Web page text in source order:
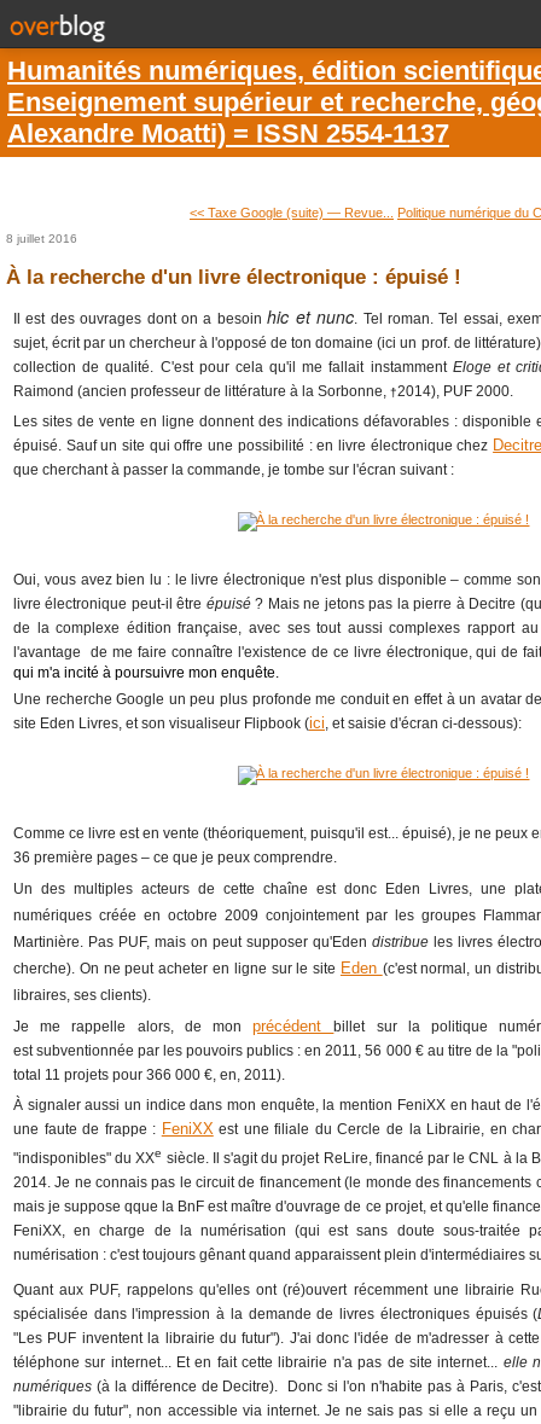
Humanités numériques, édition
Enseignement supérieur et recherche,
Alexandre Moatti) = ISSN 2554-1137
<< Taxe Google (suite) ― Revue... Politique numérique du
8 juillet 2016
À la recherche d'un livre électronique : épuisé !
Il est des ouvrages dont on a besoinhic et nunc. Tel roman. Tel essai,
sujet, écrit par un chercheur à l'opposé de ton domaine (ici un prof. de
collection de qualité. C'est pour cela qu'il me fallait instamment Eloge et
Raimond (ancien professeur de littérature à la Sorbonne, †2014), PUF 2000.
Les sites de vente en ligne donnent des indications défavorables : disponible
épuisé. Sauf un site qui offre une possibilité : en livre électronique chez
que cherchant à passer la commande, je tombe sur l'écran suivant :
Oui, vous avez bien lu : le livre électronique n'est plus disponible – comme
livre électronique peut-il être épuisé ? Mais ne jetons pas la pierre à Decitre
de la complexe édition française, avec ses tout aussi complexes rapport
l'avantage de me faire connaître l'existence de ce livre électronique, qui de
qui m'a incité à poursuivre mon enquête.
Une recherche Google un peu plus profonde me conduit en effet à un avatar
site Eden Livres, et son visualiseur Flipbook (ici, et saisie d'écran ci-dessous):
Comme ce livre est en vente (théoriquement, puisqu'il est... épuisé), je ne peux
36 première pages – ce que je peux comprendre.
Un des multiples acteurs de cette chaîne est donc Eden Livres, une
numériques créée en octobre 2009 conjointement par les groupes
Martinière. Pas PUF, mais on peut supposer qu'Eden distribue les livres
cherche). On ne peut acheter en ligne sur le site Eden (c'est normal, un
libraires, ses clients).
Je me rappelle alors, de monprécédentbillet sur la politique
est subventionnée par les pouvoirs publics : en 2011, 56 000 € au titre de la
total 11 projets pour 366 000 €, en, 2011).
À signaler aussi un indice dans mon enquête, la mention FeniXX en haut de
une faute de frappe : FeniXXest une filiale du Cercle de la Librairie, en
"indisponibles" du XXe siècle. Il s'agit du projet ReLire, financé par le CNL à la
2014. Je ne connais pas le circuit de financement (le monde des financements
mais je suppose qque la BnF est maître d'ouvrage de ce projet, et qu'elle
FeniXX, en charge de la numérisation (qui est sans doute sous-traitée
numérisation : c'est toujours gênant quand apparaissent plein d'intermédiaires
Quant aux PUF, rappelons qu'elles ont (ré)ouvert récemment une librairie
spécialisée dans l'impression à la demande de livres électroniques épuisés (
"Les PUF inventent la librairie du futur"). J'ai donc l'idée de m'adresser à
téléphone sur internet... Et en fait cette librairie n'a pas de site internet... elle
numériques (à la différence de Decitre). Donc si l'on n'habite pas à Paris,
"librairie du futur", non accessible via internet. Je ne sais pas si elle a reçu